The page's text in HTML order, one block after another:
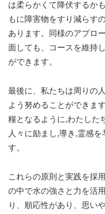
は柔らかくて降伏するか
もに障害物をすり減らす
あります。同様のアプロ
面しても、コースを維持
ができます。
最後に、私たちは周りの
よう努めることができま
糧となるように,わたした
人々に励まし,導き,霊感
す。
これらの原則と実践を採
の中で水の強さと力を活
り、順応性があり、思い